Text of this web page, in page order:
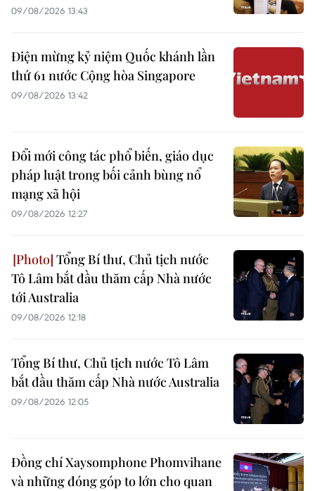
09/08/2026 13:43
Điện mừng kỷ niệm Quốc khánh lần
thứ 61 nước Cộng hòa Singapore
09/08/2026 13:42
Đổi mới công tác phổ biến, giáo dục
pháp luật trong bối cảnh bùng nổ
mạng xã hội
09/08/2026 12:27
Tổng Bí thư, Chủ tịch nước
Tô Lâm bắt đầu thăm cấp Nhà nước
tới Australia
09/08/2026 12:18
Tổng Bí thư, Chủ tịch nước Tô Lâm
bắt đầu thăm cấp Nhà nước Australia
09/08/2026 12:05
Đồng chí Xaysomphone Phomvihane
và những đóng góp to lớn cho quan